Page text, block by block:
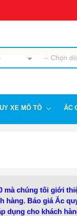
-- Chọn
XE MÔ TÔ ẮC
mà chúng tôi giới
hàng. Báo giá Ắc
dụng cho khách